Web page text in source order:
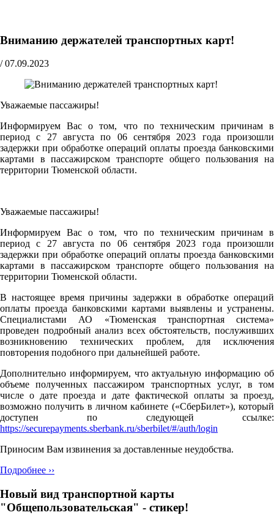
Вниманию держателей транспортных карт!
/ 07.09.2023
Уважаемые пассажиры!
Информируем Вас о том, что по техническим причинам в
период с 27 августа по 06 сентября 2023 года произошли
задержки при обработке операций оплаты проезда банковскими
картами в пассажирском транспорте общего пользования на
территории Тюменской области.
Уважаемые пассажиры!
Информируем Вас о том, что по техническим причинам в
период с 27 августа по 06 сентября 2023 года произошли
задержки при обработке операций оплаты проезда банковскими
картами в пассажирском транспорте общего пользования на
территории Тюменской области.
В настоящее время причины задержки в обработке операций
оплаты проезда банковскими картами выявлены и устранены.
Специалистами АО «Тюменская транспортная система»
проведен подробный анализ всех обстоятельств, послуживших
возникновению технических проблем, для исключения
повторения подобного при дальнейшей работе.
Дополнительно информируем, что актуальную информацию об
объеме полученных пассажиром транспортных услуг, в том
числе о дате проезда и дате фактической оплаты за проезд,
возможно получить в личном кабинете («СберБилет»), который
доступен по следующей ссылке:
https://securepayments.sberbank.ru/sberbilet/#/auth/login
Приносим Вам извинения за доставленные неудобства.
Подробнее ››
Новый вид транспортной карты
"Общепользовательская" - стикер!